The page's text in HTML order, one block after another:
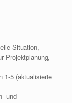
Situation,
Projektplanung,
1-5 (aktualisierte
und